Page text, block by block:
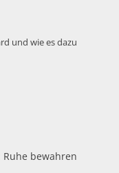
und wie es dazu
bewahren